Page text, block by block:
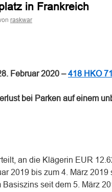
in Frankreich
raskwar
Februar 2020 –418 HKO
bei Parken auf einem
an die Klägerin EUR
2019 bis zum 4. März
Basiszins seit dem 5. März